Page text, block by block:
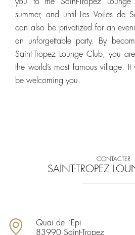
summer, and until Les Voiles de
can also be privatized for an
an unforgettable party. By
Saint-Tropez Lounge Club, you
the world’s most famous village.
be welcoming you.
CONTACTER
SAINT-TROPEZ
Quai de l’Epi
83990 Saint-Tropez